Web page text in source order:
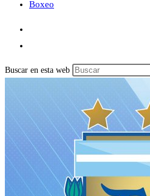
Boxeo
Buscar en esta web